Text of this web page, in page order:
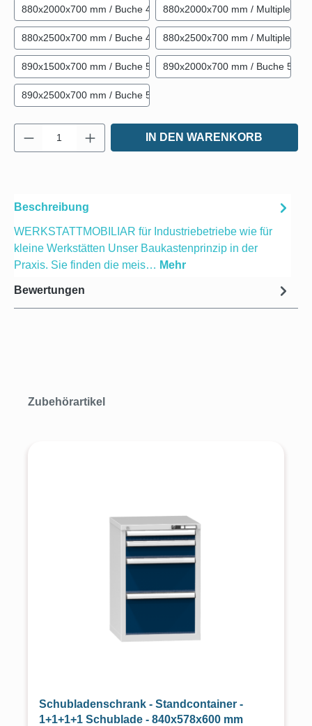
880x2000x700 mm / Buche 40 mm880x2000x700 mm / Multiplex 40
880x2500x700 mm / Buche 40 mm880x2500x700 mm / Multiplex 40
890x1500x700 mm / Buche 50 mm890x2000x700 mm / Buche 50
890x2500x700 mm / Buche 50 mm
Produkt Anzahl: Gib den gewünschten
IN DEN WARENKORB
Beschreibung
WERKSTATTMOBILIAR für Industriebetriebe wie für
kleine Werkstätten Unser Baukastenprinzip in der
Praxis. Sie finden die meis… Mehr
Bewertungen
Produktgalerie überspringen
Zubehörartikel
Schubladenschrank - Standcontainer -
1+1+1+1 Schublade - 840x578x600 mm